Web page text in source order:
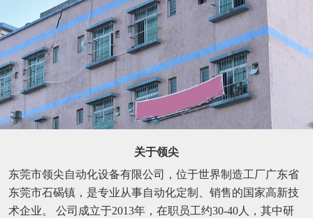
关于领尖
东莞市领尖自动化设备有限公司，位于世界制造工厂广东省
东莞市石碣镇，是专业从事自动化定制、销售的国家高新技
术企业。 公司成立于2013年，在职员工约30-40人，其中研